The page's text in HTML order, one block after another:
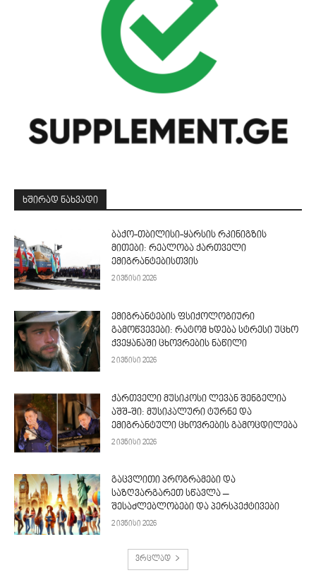
ᲮᲨᲘᲠᲐᲓ ᲜᲐᲮᲕᲐᲓᲘ
ბაქო-თბილისი-ყარსის რკინიგზის
მითები: რეალობა ქართველი
ემიგრანტებისთვის
2 ივნისი 2026
ემიგრანტების ფსიქოლოგიური
გამოწვევები: რატომ ხდება სტრესი უცხო
ქვეყანაში ცხოვრების ნაწილი
2 ივნისი 2026
ქართველი მუსიკოსი ლევან შენგელია
აშშ-ში: მუსიკალური ტურნე და
ემიგრანტული ცხოვრების გამოცდილება
2 ივნისი 2026
გაცვლითი პროგრამები და
საზღვარგარეთ სწავლა –
შესაძლებლობები და პერსპექტივები
2 ივნისი 2026
ვრცლად